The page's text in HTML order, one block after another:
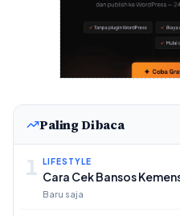
Paling Dibaca
1 LIFESTYLE
Cara Cek Bansos
Baru saja